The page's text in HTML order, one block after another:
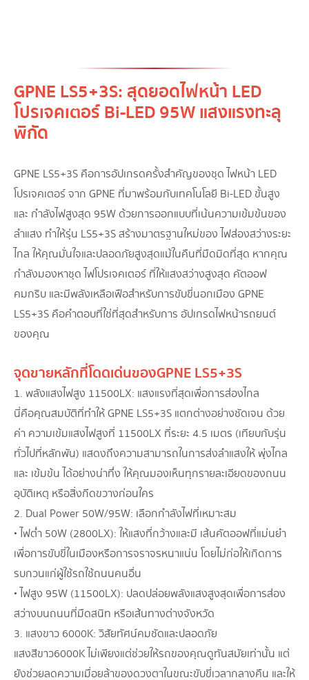
GPNE LS5+3S: สุดยอดไฟหน้า LED
โปรเจคเตอร์ Bi-LED 95W แสงแรงทะลุ
พิกัด
GPNE LS5+3S คือการอัปเกรดครั้งสำคัญของชุด ไฟหน้า LED
โปรเจคเตอร์ จาก GPNE ที่มาพร้อมกับเทคโนโลยี Bi-LED ขั้นสูง
และ กำลังไฟสูงสุด 95W ด้วยการออกแบบที่เน้นความเข้มข้นของ
ลำแสง ทำให้รุ่น LS5+3S สร้างมาตรฐานใหม่ของ ไฟส่องสว่างระยะ
ไกล ให้คุณมั่นใจและปลอดภัยสูงสุดแม้ในคืนที่มืดมิดที่สุด หากคุณ
กำลังมองหาชุด ไฟโปรเจคเตอร์ ที่ให้แสงสว่างสูงสุด คัตออฟ
คมกริบ และมีพลังเหลือเฟือสำหรับการขับขี่นอกเมือง GPNE
LS5+3S คือคำตอบที่ใช่ที่สุดสำหรับการ อัปเกรดไฟหน้ารถยนต์
ของคุณ
จุดขายหลักที่โดดเด่นของ GPNE LS5+3S
1. พลังแสงไฟสูง 11500LX: แสงแรงที่สุดเพื่อการส่องไกล
นี่คือคุณสมบัติที่ทำให้ GPNE LS5+3S แตกต่างอย่างชัดเจน ด้วย
ค่า ความเข้มแสงไฟสูงที่ 11500LX ที่ระยะ 4.5 เมตร (เทียบกับรุ่น
ทั่วไปที่หลักพัน) แสดงถึงความสามารถในการส่งลำแสงให้ พุ่งไกล
และ เข้มข้น ได้อย่างน่าทึ่ง ให้คุณมองเห็นทุกรายละเอียดของถนน
อุบัติเหตุ หรือสิ่งกีดขวางก่อนใคร
2. Dual Power 50W/95W: เลือกกำลังไฟที่เหมาะสม
• ไฟต่ำ 50W (2800LX): ให้แสงที่กว้างและมี เส้นคัตออฟที่แม่นยำ
เพื่อการขับขี่ในเมืองหรือการจราจรหนาแน่น โดยไม่ก่อให้เกิดการ
รบกวนแก่ผู้ใช้รถใช้ถนนคนอื่น
• ไฟสูง 95W (11500LX): ปลดปล่อยพลังแสงสูงสุดเพื่อการส่อง
สว่างบนถนนที่มืดสนิท หรือเส้นทางต่างจังหวัด
3. แสงขาว 6000K: วิสัยทัศน์คมชัดและปลอดภัย
แสงสีขาว 6000K ไม่เพียงแต่ช่วยให้รถของคุณดูทันสมัยเท่านั้น แต่
ยังช่วยลดความเมื่อยล้าของดวงตาในขณะขับขี่เวลากลางคืน และให้